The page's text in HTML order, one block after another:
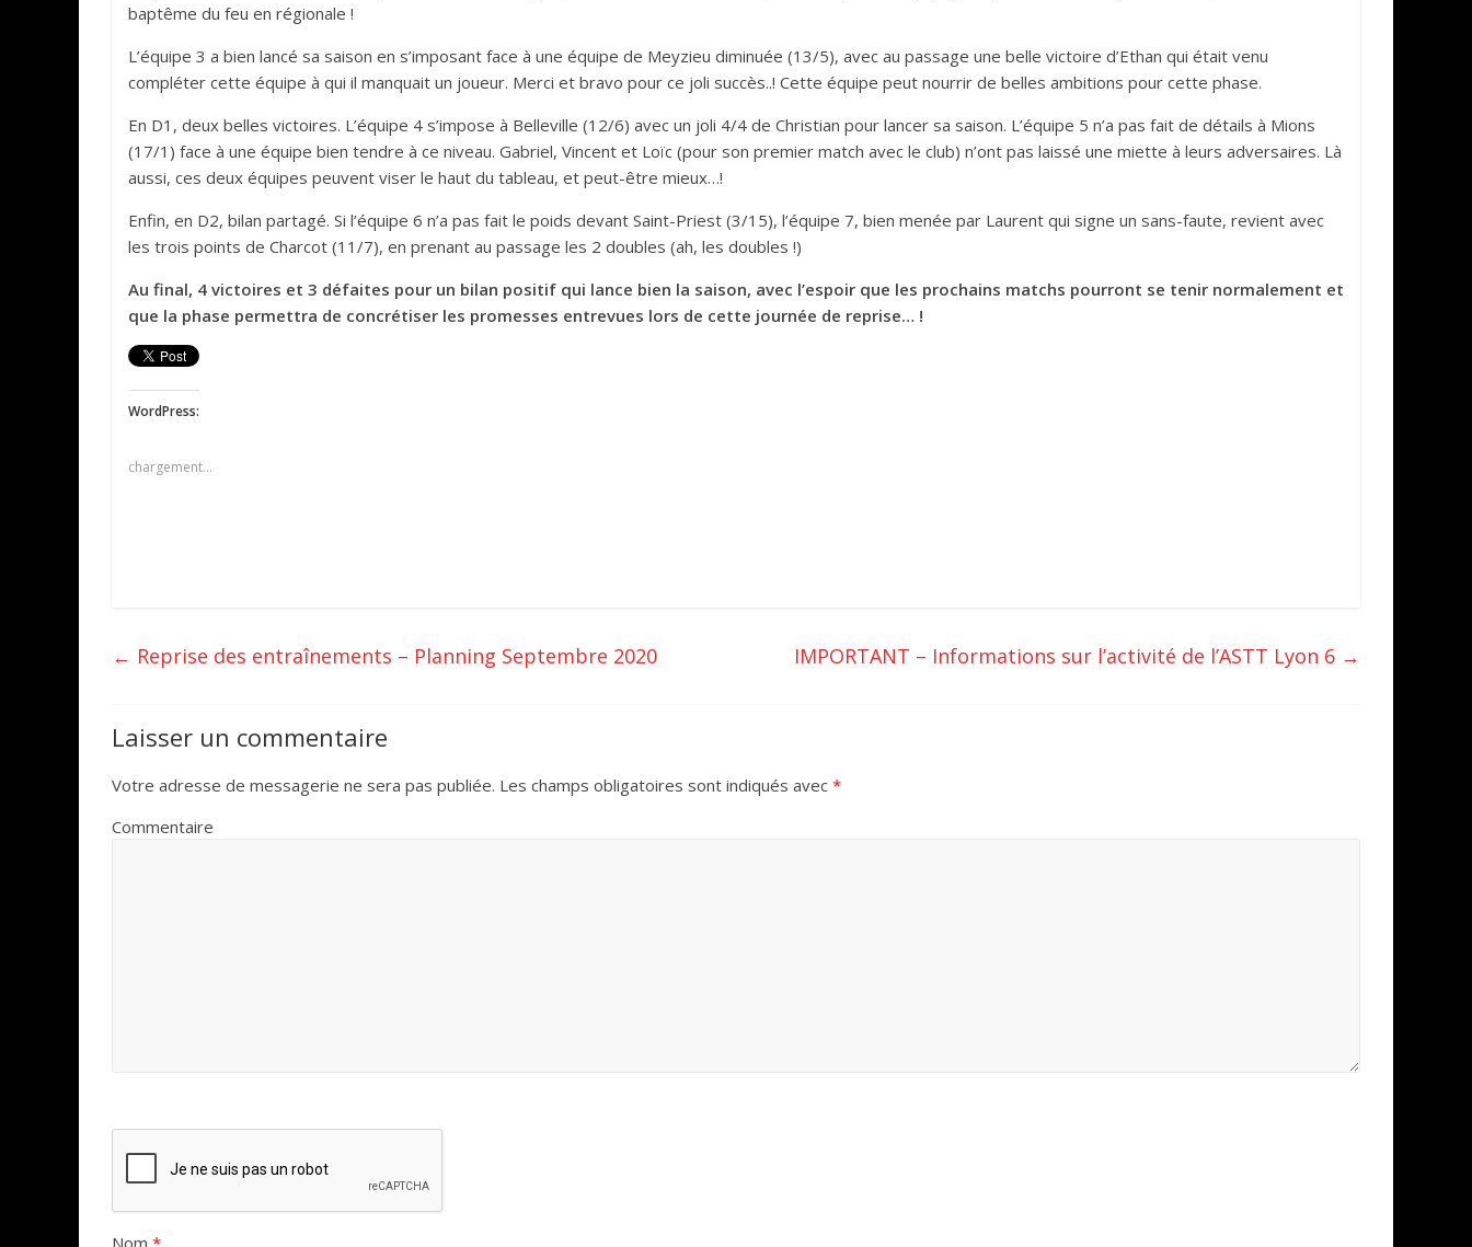
baptême du feu en régionale !
L’équipe 3 a bien lancé sa saison en s’imposant face à une équipe de Meyzieu diminuée (13/5), avec au passage une belle victoire d’Ethan qui était venu
compléter cette équipe à qui il manquait un joueur. Merci et bravo pour ce joli succès..! Cette équipe peut nourrir de belles ambitions pour cette phase.
En D1, deux belles victoires. L’équipe 4 s’impose à Belleville (12/6) avec un joli 4/4 de Christian pour lancer sa saison. L’équipe 5 n’a pas fait de détails à Mions
(17/1) face à une équipe bien tendre à ce niveau. Gabriel, Vincent et Loïc (pour son premier match avec le club) n’ont pas laissé une miette à leurs adversaires. Là
aussi, ces deux équipes peuvent viser le haut du tableau, et peut-être mieux…!
Enfin, en D2, bilan partagé. Si l’équipe 6 n’a pas fait le poids devant Saint-Priest (3/15), l’équipe 7, bien menée par Laurent qui signe un sans-faute, revient avec
les trois points de Charcot (11/7), en prenant au passage les 2 doubles (ah, les doubles !)
Au final, 4 victoires et 3 défaites pour un bilan positif qui lance bien la saison, avec l’espoir que les prochains matchs pourront se tenir normalement et
que la phase permettra de concrétiser les promesses entrevues lors de cette journée de reprise… !
WordPress:
chargement…
← Reprise des entraînements – Planning Septembre 2020 IMPORTANT – Informations sur l’activité de l’ASTT Lyon 6 →
Laisser un commentaire
Votre adresse de messagerie ne sera pas publiée. Les champs obligatoires sont indiqués avec *
Commentaire
Nom *